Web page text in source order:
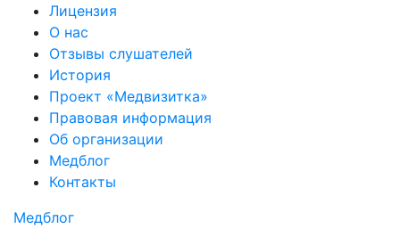
Лицензия
О нас
Отзывы слушателей
История
Проект «Медвизитка»
Правовая информация
Об организации
Медблог
Контакты
Медблог